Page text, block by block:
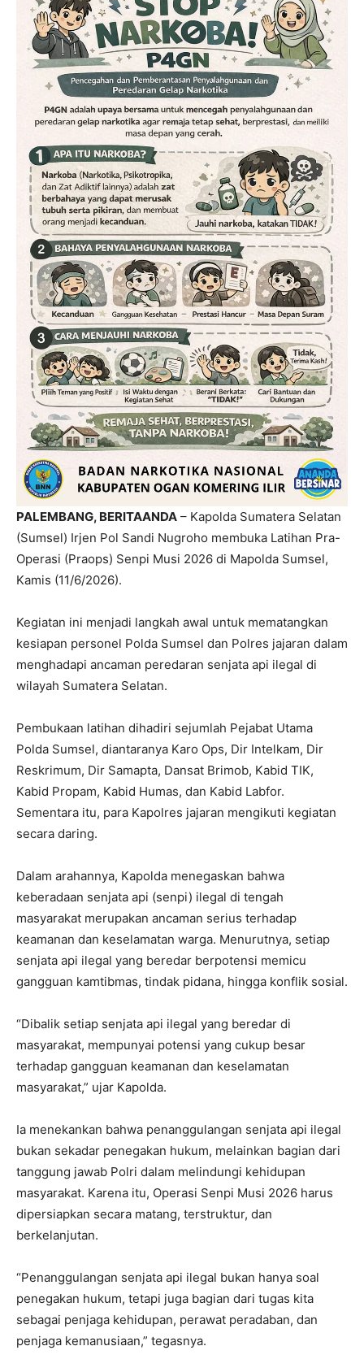
PALEMBANG, BERITAANDA – Kapolda Sumatera Selatan
(Sumsel) Irjen Pol Sandi Nugroho membuka Latihan Pra-
Operasi (Praops) Senpi Musi 2026 di Mapolda Sumsel,
Kamis (11/6/2026).
Kegiatan ini menjadi langkah awal untuk mematangkan
kesiapan personel Polda Sumsel dan Polres jajaran dalam
menghadapi ancaman peredaran senjata api ilegal di
wilayah Sumatera Selatan.
Pembukaan latihan dihadiri sejumlah Pejabat Utama
Polda Sumsel, diantaranya Karo Ops, Dir Intelkam, Dir
Reskrimum, Dir Samapta, Dansat Brimob, Kabid TIK,
Kabid Propam, Kabid Humas, dan Kabid Labfor.
Sementara itu, para Kapolres jajaran mengikuti kegiatan
secara daring.
Dalam arahannya, Kapolda menegaskan bahwa
keberadaan senjata api (senpi) ilegal di tengah
masyarakat merupakan ancaman serius terhadap
keamanan dan keselamatan warga. Menurutnya, setiap
senjata api ilegal yang beredar berpotensi memicu
gangguan kamtibmas, tindak pidana, hingga konflik sosial.
“Dibalik setiap senjata api ilegal yang beredar di
masyarakat, mempunyai potensi yang cukup besar
terhadap gangguan keamanan dan keselamatan
masyarakat,” ujar Kapolda.
Ia menekankan bahwa penanggulangan senjata api ilegal
bukan sekadar penegakan hukum, melainkan bagian dari
tanggung jawab Polri dalam melindungi kehidupan
masyarakat. Karena itu, Operasi Senpi Musi 2026 harus
dipersiapkan secara matang, terstruktur, dan
berkelanjutan.
“Penanggulangan senjata api ilegal bukan hanya soal
penegakan hukum, tetapi juga bagian dari tugas kita
sebagai penjaga kehidupan, perawat peradaban, dan
penjaga kemanusiaan,” tegasnya.